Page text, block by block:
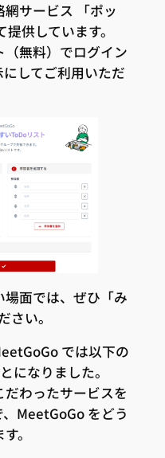
サービス 「ポッ
供しています。
無料）でログイン
してご利用いただ
面では、ぜひ「み
さい。
では以下の
になりました。
わったサービスを
MeetGoGo をどう
。